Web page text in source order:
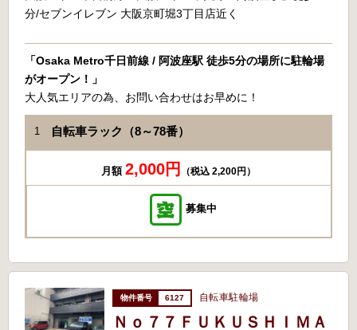
分/セブンイレブン 大阪京町堀3丁目店近く
「Osaka Metro千日前線 / 阿波座駅 徒歩5分の場所に駐輪場
がオープン！」
大人気エリアの為、お問い合わせはお早めに！
1 自転車ラック（8～78番）
月額 2,000円 （税込 2,200円）
募集中
6127 自転車駐輪場
Ｎｏ７７ＦＵＫＵＳＨＩＭＡ